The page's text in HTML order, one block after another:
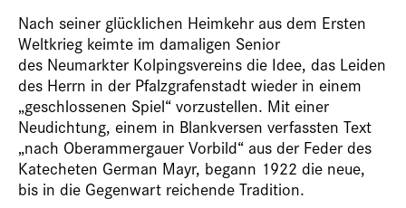
Nach seiner glücklichen Heimkehr aus dem Ersten
Weltkrieg keimte im damaligen Senior
des Neumarkter Kolpingsvereins die Idee, das Leiden
des Herrn in der Pfalzgrafenstadt wieder in einem
„geschlossenen Spiel“ vorzustellen. Mit einer
Neudichtung, einem in Blankversen verfassten Text
„nach Oberammergauer Vorbild“ aus der Feder des
Katecheten German Mayr, begann 1922 die neue,
bis in die Gegenwart reichende Tradition.